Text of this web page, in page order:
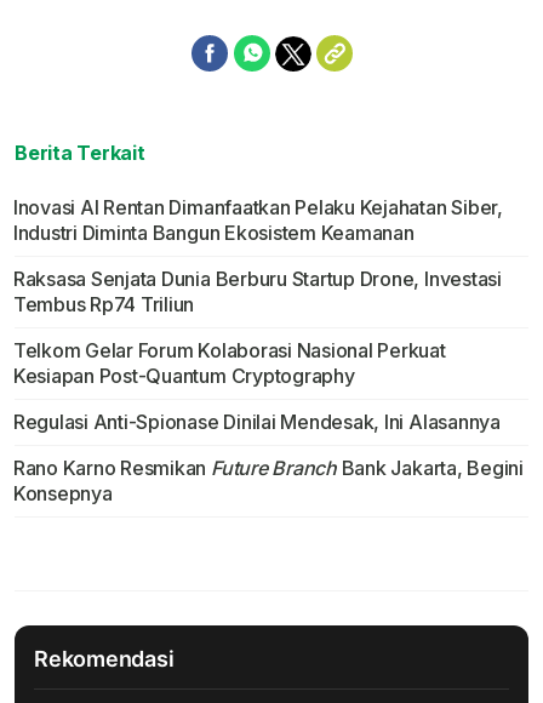
Berita Terkait
Inovasi AI Rentan Dimanfaatkan Pelaku Kejahatan Siber,
Industri Diminta Bangun Ekosistem Keamanan
Raksasa Senjata Dunia Berburu Startup Drone, Investasi
Tembus Rp74 Triliun
Telkom Gelar Forum Kolaborasi Nasional Perkuat
Kesiapan Post-Quantum Cryptography
Regulasi Anti-Spionase Dinilai Mendesak, Ini Alasannya
Rano Karno Resmikan Future BranchBank Jakarta, Begini
Konsepnya
Rekomendasi